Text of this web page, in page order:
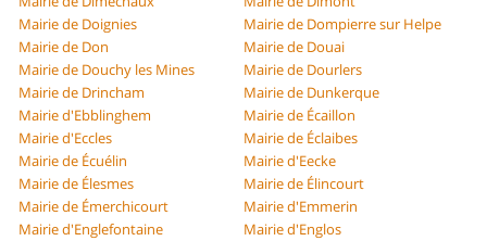
Mairie de Doignies
Mairie de Dompierre sur Helpe
Mairie de Don
Mairie de Douai
Mairie de Douchy les Mines
Mairie de Dourlers
Mairie de Drincham
Mairie de Dunkerque
Mairie d'Ebblinghem
Mairie de Écaillon
Mairie d'Eccles
Mairie de Éclaibes
Mairie de Écuélin
Mairie d'Eecke
Mairie de Élesmes
Mairie de Élincourt
Mairie de Émerchicourt
Mairie d'Emmerin
Mairie d'Englefontaine
Mairie d'Englos